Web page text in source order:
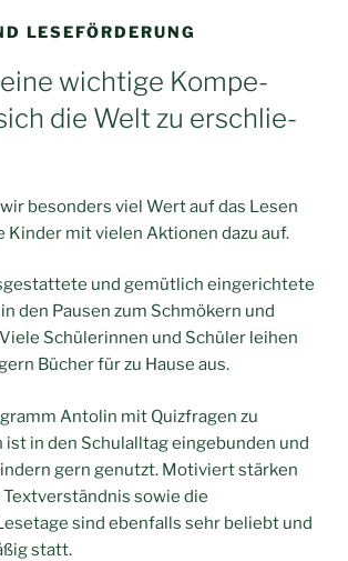
LESEFÖRDERUNG
wichtige Kompe­
die Welt zu erschlie­
besonders viel Wert auf das Lesen
Kinder mit vielen Aktionen dazu auf.
und gemüt­lich eingerichtete
den Pausen zum Schmökern und
Schülerinnen und Schüler leihen
Bücher für zu Hause aus.
Antolin mit Quizfragen zu
in den Schulalltag eingebunden und
gern genutzt. Motiviert stärken
sowie die
sind ebenfalls sehr beliebt und
statt.